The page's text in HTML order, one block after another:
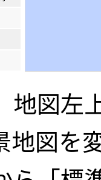
地図左
地図を